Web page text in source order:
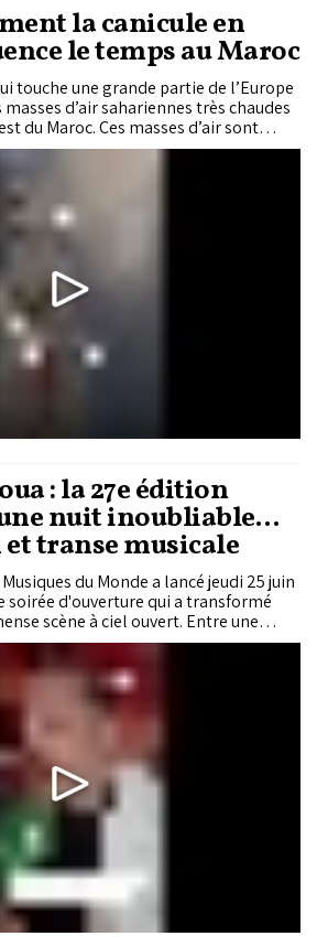
la canicule en
le temps au Maroc
touche une grande partie de l’Europe
d’air sahariennes très chaudes
du Maroc. Ces masses d’air sont
de chaleur », un puissant système de
des températures élevées sur
: la 27e édition
une nuit inoubliable…
transe musicale
du Monde a lancé jeudi 25 juin
soirée d'ouverture qui a transformé
scène à ciel ouvert. Entre une
une création musicale inédite
du Maroc, du Rwanda, de l'Inde et
de Maâlems...